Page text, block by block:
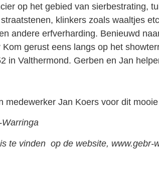
op het gebied van sierbestrating,
klinkers zoals waaltjes
andere erfverharding. Benieuwd
Kom gerust eens langs op het
in Valthermond. Gerben en Jan
medewerker Jan Koers voor dit
te vinden op de website, www.gebr-